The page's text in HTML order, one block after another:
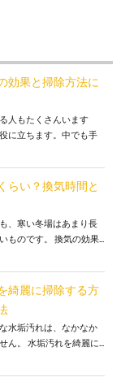
効果と掃除方法に
人もたくさんいます
に立ちます。中でも手
らい？換気時間と
、寒い冬場はあまり長
ものです。 換気の効果...
綺麗に掃除する方
水垢汚れは、なかなか
。 水垢汚れを綺麗に...